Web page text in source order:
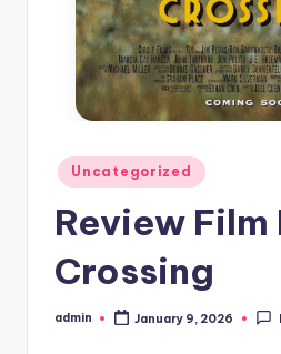
Posted
in
Uncategorized
Review Film
Crossing
Posted
admin January 9, 2026